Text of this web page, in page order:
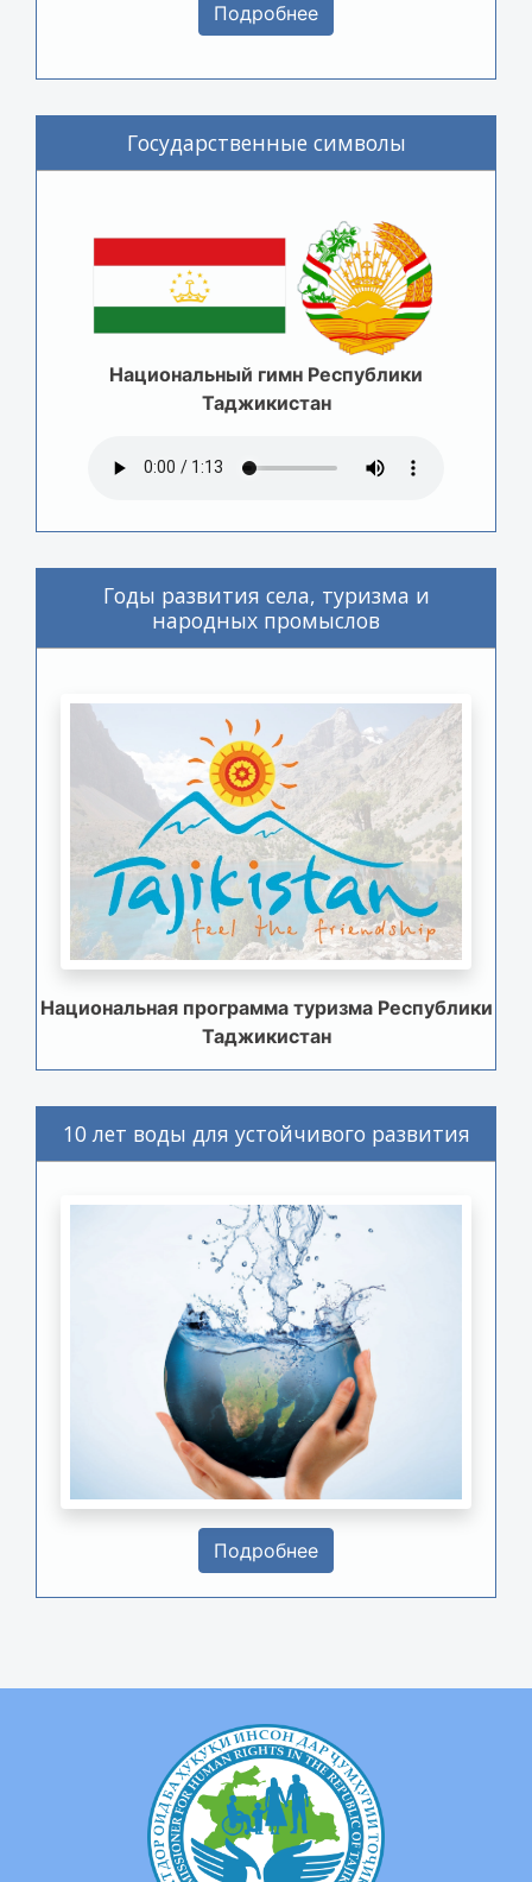
Подробнее
Государственные символы
Национальный гимн Республики
Таджикистан
Годы развития села, туризма и
народных промыслов
Национальная программа туризма Республики
Таджикистан
10 лет воды для устойчивого развития
Подробнее